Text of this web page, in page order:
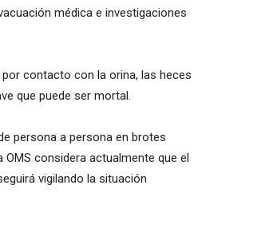
médica e investigaciones
contacto con la orina, las heces
que puede ser mortal.
persona a persona en brotes
considera actualmente que el
vigilando la situación